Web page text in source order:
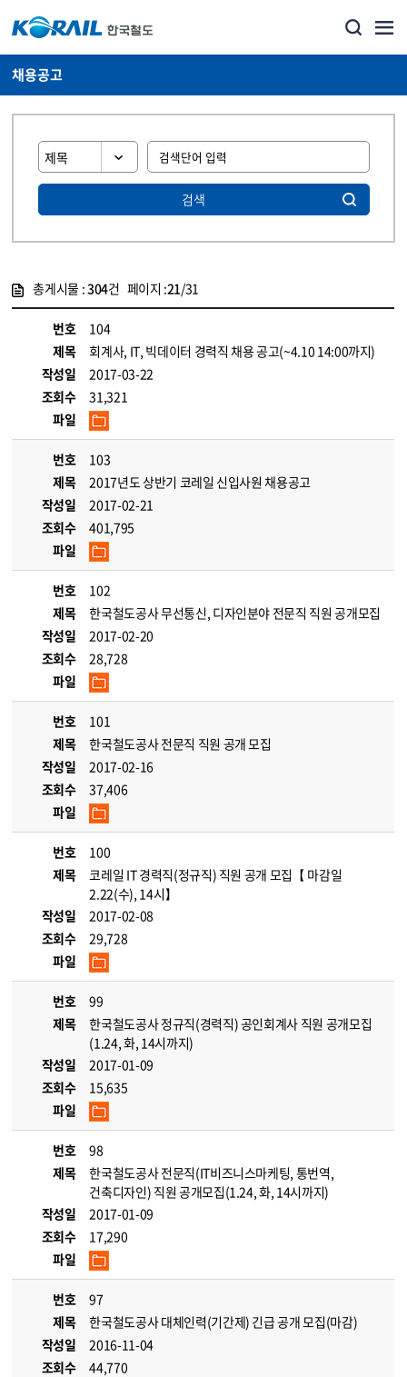
채용공고
검색
총게시물 :304건 페이지 :21/31
번호
104
제목
회계사, IT, 빅데이터 경력직 채용 공고(~4.10 14:00까지)
작성일
2017-03-22
조회수
31,321
파일
번호
103
제목
2017년도 상반기 코레일 신입사원 채용공고
작성일
2017-02-21
조회수
401,795
파일
번호
102
제목
한국철도공사 무선통신, 디자인분야 전문직 직원 공개모집
작성일
2017-02-20
조회수
28,728
파일
번호
101
제목
한국철도공사 전문직 직원 공개 모집
작성일
2017-02-16
조회수
37,406
파일
번호
100
제목
코레일 IT 경력직(정규직) 직원 공개 모집【 마감일
2.22(수), 14시】
작성일
2017-02-08
조회수
29,728
파일
번호
99
제목
한국철도공사 정규직(경력직) 공인회계사 직원 공개모집
(1.24, 화, 14시까지)
작성일
2017-01-09
조회수
15,635
파일
번호
98
제목
한국철도공사 전문직(IT비즈니스마케팅, 통번역,
건축디자인) 직원 공개모집(1.24, 화, 14시까지)
작성일
2017-01-09
조회수
17,290
파일
번호
97
제목
한국철도공사 대체인력(기간제) 긴급 공개 모집(마감)
작성일
2016-11-04
조회수
44,770